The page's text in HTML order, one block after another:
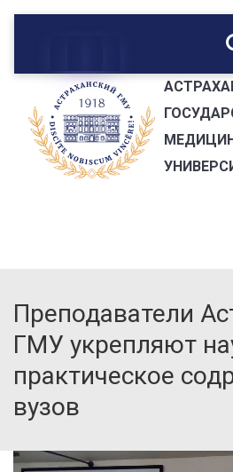
Преподаватели
ГМУ укрепляют
практическое
вузов